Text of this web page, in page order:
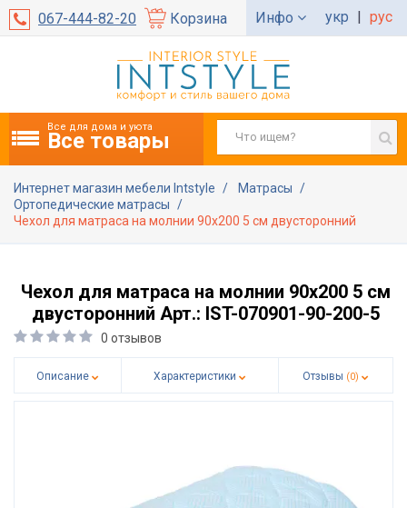
067-444-82-20 Корзина Инфо укр | рус
Все для дома и уюта
Все товары
Интернет магазин мебели Intstyle
Матрасы
Ортопедические матрасы
Чехол для матраса на молнии 90х200 5 см двусторонний
Чехол для матраса на молнии 90х200 5 см
двусторонний Арт.: IST-070901-90-200-5
0 отзывов
Описание Характеристики Отзывы (0)